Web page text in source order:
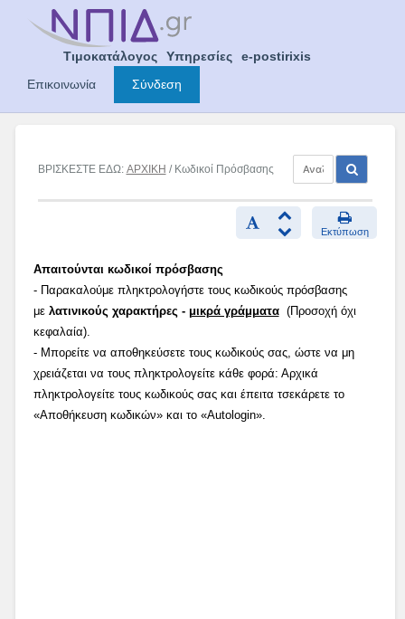
Τιμοκατάλογος Υπηρεσίες
e-postirixis
Επικοινωνία
Σύνδεση
ΒΡΙΣΚΕΣΤΕ ΕΔΩ: ΑΡΧΙΚΗ / Κωδικοί Πρόσβασης
Εκτύπωση
Απαιτούνται κωδικοί πρόσβασης
- Παρακαλούμε πληκτρολογήστε τους κωδικούς πρόσβασης
με λατινικούς χαρακτήρες - μικρά γράμματα(Προσοχή όχι
κεφαλαία).
- Μπορείτε να αποθηκεύσετε τους κωδικούς σας, ώστε να μη
χρειάζεται να τους πληκτρολογείτε κάθε φορά: Αρχικά
πληκτρολογείτε τους κωδικούς σας και έπειτα τσεκάρετε το
«Αποθήκευση κωδικών» και το «Autologin».